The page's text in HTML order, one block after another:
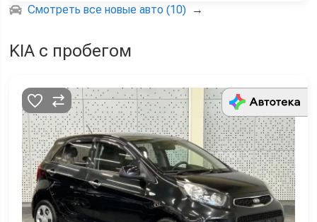
Смотреть все новые авто (10) →
KIA с пробегом